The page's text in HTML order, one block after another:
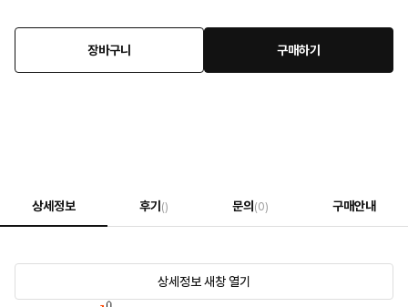
장바구니 구매하기
상세정보 후기 () 문의 (0) 구매안내
상세정보 새창 열기